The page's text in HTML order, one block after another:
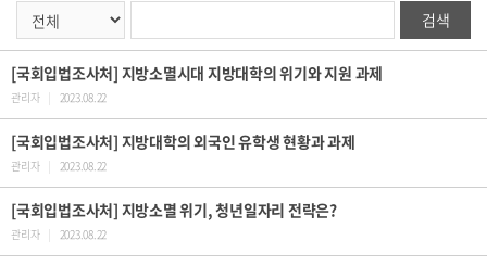
검색
[국회입법조사처] 지방소멸시대 지방대학의 위기와 지원 과제
관리자 2023.08.22
[국회입법조사처] 지방대학의 외국인 유학생 현황과 과제
관리자 2023.08.22
[국회입법조사처] 지방소멸 위기, 청년일자리 전략은?
관리자 2023.08.22